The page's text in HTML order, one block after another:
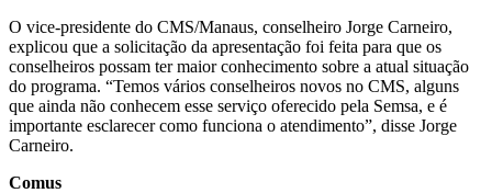
O vice-presidente do CMS/Manaus, conselheiro Jorge Carneiro,
explicou que a solicitação da apresentação foi feita para que os
conselheiros possam ter maior conhecimento sobre a atual situação
do programa. “Temos vários conselheiros novos no CMS, alguns
que ainda não conhecem esse serviço oferecido pela Semsa, e é
importante esclarecer como funciona o atendimento”, disse Jorge
Carneiro.
Comus